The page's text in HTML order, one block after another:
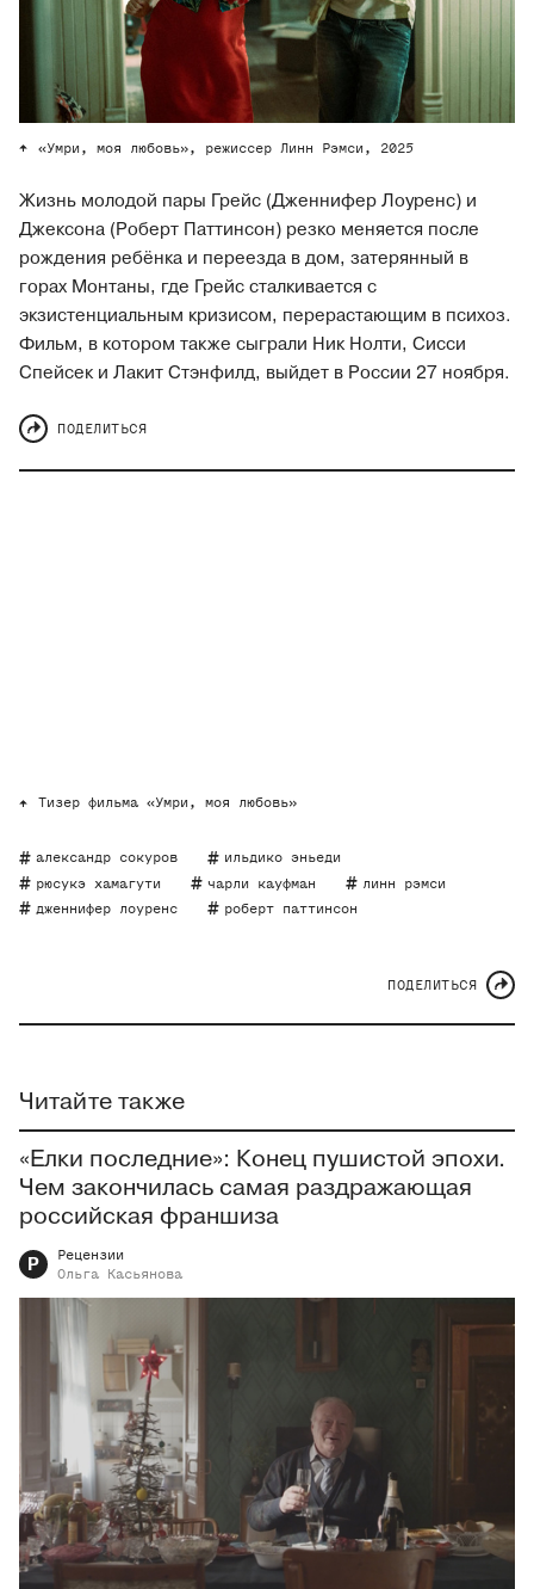
«Умри, моя любовь», режиссер Линн Рэмси, 2025
Жизнь молодой пары Грейс (Дженнифер Лоуренс) и
Джексона (Роберт Паттинсон) резко меняется после
рождения ребёнка и переезда в дом, затерянный в
горах Монтаны, где Грейс сталкивается с
экзистенциальным кризисом, перерастающим в психоз.
Фильм, в котором также сыграли Ник Нолти, Сисси
Спейсек и Лакит Стэнфилд, выйдет в России 27 ноября.
ПОДЕЛИТЬСЯ
Тизер фильма «Умри, моя любовь»
александр сокуров
ильдико эньеди
рюсукэ хамагути
чарли кауфман
линн рэмси
дженнифер лоуренс
роберт паттинсон
ПОДЕЛИТЬСЯ
Читайте также
«Елки последние»: Конец пушистой эпохи.
Чем закончилась самая раздражающая
российская франшиза
Р
Рецензии
Ольга
Касьянова